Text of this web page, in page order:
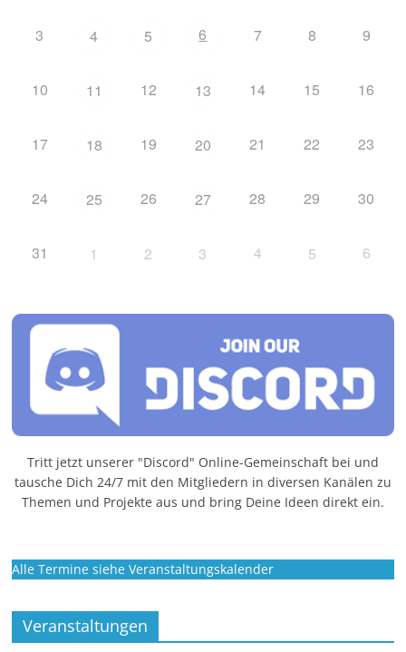
3 4 5 6 7 8 9
10 11 12 13 14 15 16
17 18 19 20 21 22 23
24 25 26 27 28 29 30
31 1 2 3 4 5 6
Tritt jetzt unserer "Discord" Online-Gemeinschaft bei und
tausche Dich 24/7 mit den Mitgliedern in diversen Kanälen zu
Themen und Projekte aus und bring Deine Ideen direkt ein.
Alle Termine siehe Veranstaltungskalender
Veranstaltungen